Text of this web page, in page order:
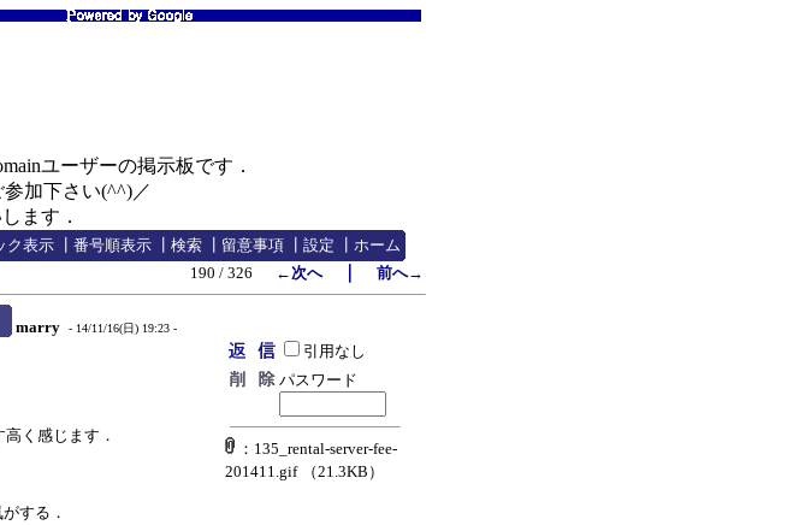
ユーザーの掲示板です．
加下さい(^^)／
ます．
ク表示 番号順表示 検索 留意事項 設定
ホーム
190 / 326
←次へ｜ 前へ→
marry - 14/11/16(日) 19:23 -
く感じます．
する．
引用なし
パスワード
：135_rental-server-fee-
201411.gif
（21.3KB）